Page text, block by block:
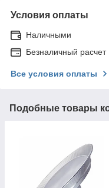
Условия оплаты
Наличными
Безналичный расчет
Все условия оплаты
Подобные товары